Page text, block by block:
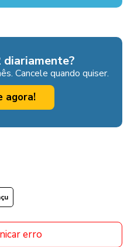
Cancele quando quiser.
agora!
erro